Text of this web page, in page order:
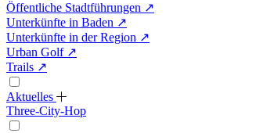
Öffentliche Stadtführungen ↗
Unterkünfte in Baden ↗
Unterkünfte in der Region ↗
Urban Golf ↗
Trails ↗
Aktuelles
Three-City-Hop